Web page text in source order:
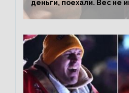
деньги, поехали. Вес не
король»